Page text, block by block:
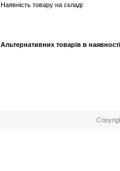
Наявність товару на складі:
Альтернативних товарів в